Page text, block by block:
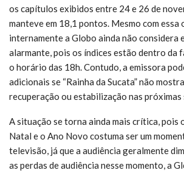
os capítulos exibidos entre 24 e 26 de
manteve em 18,1 pontos. Mesmo com essa
internamente a Globo ainda não considera
alarmante, pois os índices estão dentro da
o horário das 18h. Contudo, a emissora
adicionais se “Rainha da Sucata” não
recuperação ou estabilização nas próximas
A situação se torna ainda mais crítica, pois
Natal e o Ano Novo costuma ser um
televisão, já que a audiência geralmente
as perdas de audiência nesse momento, a